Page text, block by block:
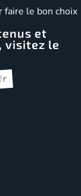
faire le bon choix
et
visitez le